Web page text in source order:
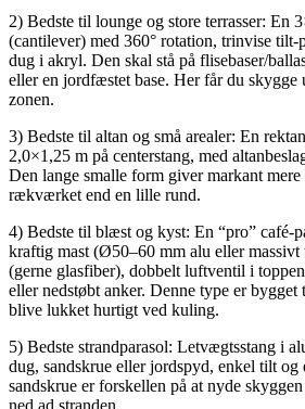
2) Bedste til lounge og store terrasser: En
(cantilever) med 360° rotation, trinvise
dug i akryl. Den skal stå på flisebaser/
eller en jordfæstet base. Her får du skygge
zonen.
3) Bedste til altan og små arealer: En
2,0×1,25 m på centerstang, med
Den lange smalle form giver markant
rækværket end en lille rund.
4) Bedste til blæst og kyst: En “pro” café-
kraftig mast (Ø50–60 mm alu eller
(gerne glasfiber), dobbelt luftventil i
eller nedstøbt anker. Denne type er
blive lukket hurtigt ved kuling.
5) Bedste strandparasol: Letvægtsstang i
dug, sandskrue eller jordspyd, enkel tilt
sandskrue er forskellen på at nyde
ned ad stranden.